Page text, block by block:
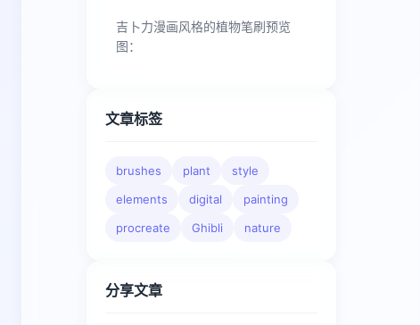
吉卜力漫画风格的植物笔刷预览
图：
文章标签
brushes plant
style
elements
digital
painting
procreate
Ghibli nature
分享文章